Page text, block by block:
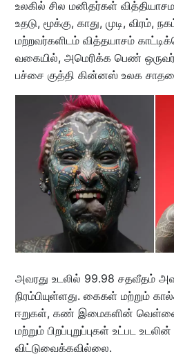
உலகில் சில மனிதர்கள்
உதடு, மூக்கு, காது, முடி, விரம்,
மற்றவர்களிடம் வித்தயாசம்
வகையில், அமெரிக்க பெண்
பச்சை குத்தி கின்னஸ் உலக
அவரது உடலில் 99.98 சதவீதம்
நிரம்பியுள்ளது. கைகள் மற்றும்
ஈறுகள், கண் இமைகளின் வெள்ளை
மற்றும் பிறப்புறுப்புகள் உட்பட
விட்டுவைக்கவில்லை.